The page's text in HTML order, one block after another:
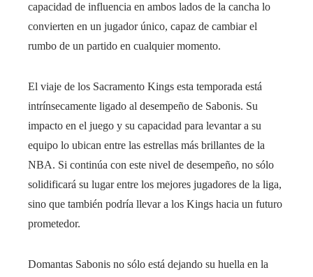
capacidad de influencia en ambos lados de la cancha lo
convierten en un jugador único, capaz de cambiar el
rumbo de un partido en cualquier momento.
El viaje de los Sacramento Kings esta temporada está
intrínsecamente ligado al desempeño de Sabonis. Su
impacto en el juego y su capacidad para levantar a su
equipo lo ubican entre las estrellas más brillantes de la
NBA. Si continúa con este nivel de desempeño, no sólo
solidificará su lugar entre los mejores jugadores de la liga,
sino que también podría llevar a los Kings hacia un futuro
prometedor.
Domantas Sabonis no sólo está dejando su huella en la